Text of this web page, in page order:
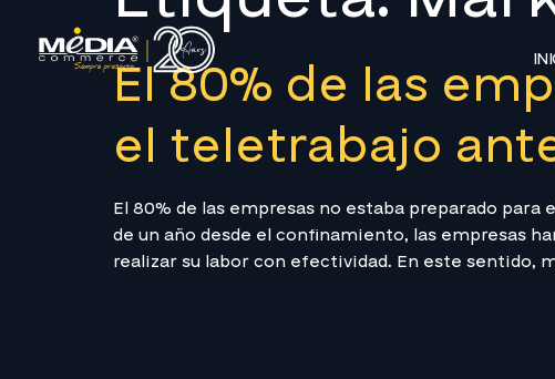
El 80% de las
el teletrabajo
El 80% de las empresas no estaba preparado para
de un año desde el confinamiento, las empresas
realizar su labor con efectividad. En este sentido,